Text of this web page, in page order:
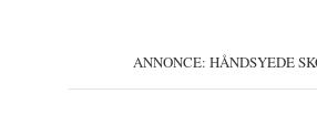
ANNONCE: HÅNDSYEDE